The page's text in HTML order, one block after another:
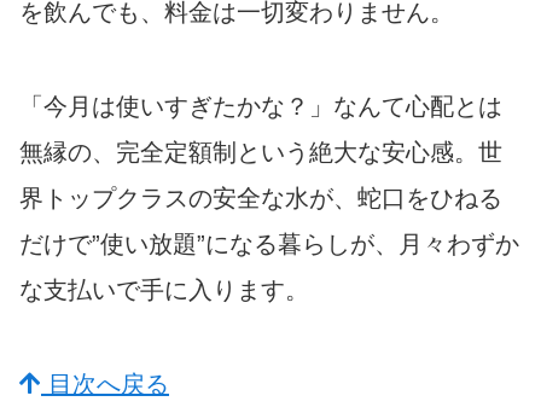
を飲んでも、料金は一切変わりません。
「今月は使いすぎたかな？」なんて心配とは
無縁の、完全定額制という絶大な安心感。世
界トップクラスの安全な水が、蛇口をひねる
だけで”使い放題”になる暮らしが、月々わずか
な支払いで手に入ります。
目次へ戻る